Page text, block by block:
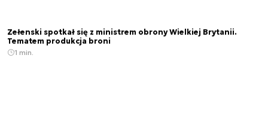
Zełenski spotkał się z ministrem obrony Wielkiej Brytanii.
Tematem produkcja broni
1 min.